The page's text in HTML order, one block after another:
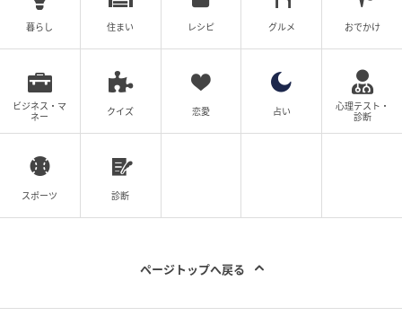
きくなったな……と目頭が熱くなることも。しかし幼い
子どもたちからもらったプレゼントを見返しながら、
暮らし 住まい レシピ グルメ おでかけ
ビジネス・マ
ネー
クイズ 恋愛 占い
心理テスト・
診断
スポーツ 診断
ページトップへ戻る